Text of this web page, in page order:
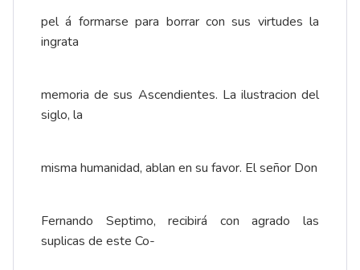
pel á formarse para borrar con sus virtudes la
ingrata
memoria de sus Ascendientes. La ilustracion del
siglo, la
misma humanidad, ablan en su favor. El señor Don
Fernando Septimo, recibirá con agrado las
suplicas de este Co-